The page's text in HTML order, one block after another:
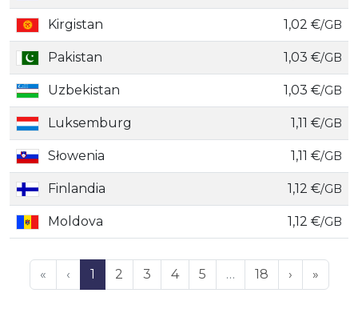
Kirgistan 1,02 €/GB
Pakistan 1,03 €/GB
Uzbekistan 1,03 €/GB
Luksemburg 1,11 €/GB
Słowenia 1,11 €/GB
Finlandia 1,12 €/GB
Moldova 1,12 €/GB
« ‹ 1 2 3 4 5 … 18 › »